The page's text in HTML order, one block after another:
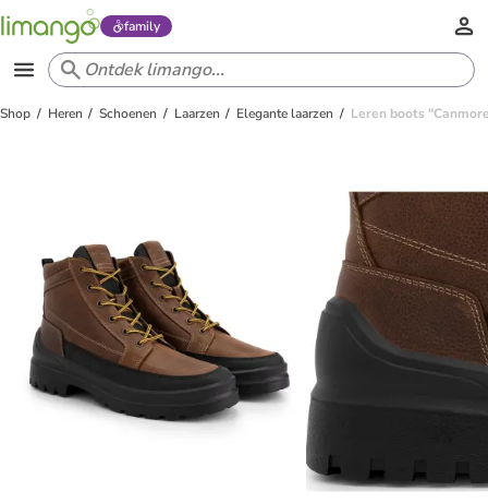
family
Shop Heren Schoenen Laarzen Elegante laarzen Leren boots